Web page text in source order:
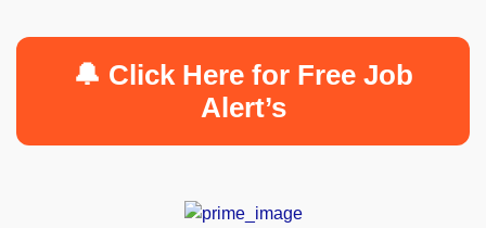
🔔 Click Here for Free Job
Alert’s